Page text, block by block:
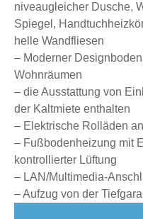
niveaugleicher Dusche,
Spiegel,
helle Wandfliesen
– Moderner
Wohnräumen
– die Ausstattung von
der Kaltmiete enthalten
– Elektrische Rolläden
– Fußbodenheizung mit
kontrollierter Lüftung
– LAN/Multimedia-
– Aufzug von der